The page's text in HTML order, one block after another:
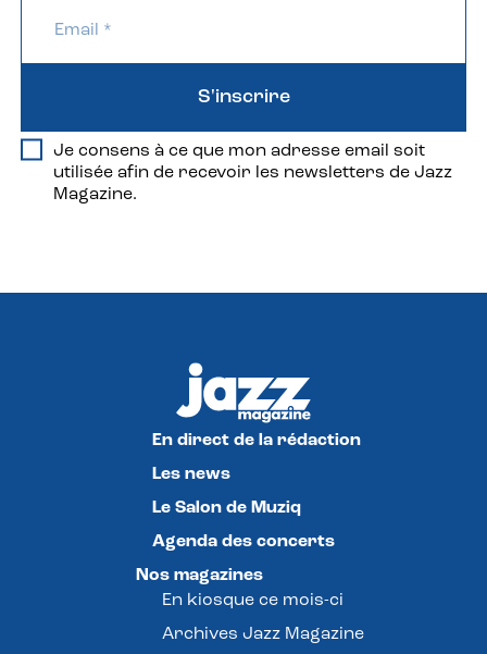
Je consens à ce que mon adresse email soit
utilisée afin de recevoir les newsletters de Jazz
Magazine.
S'inscrire
En direct de la rédaction
Les news
Le Salon de Muziq
Agenda des concerts
Nos magazines
En kiosque ce mois-ci
Archives Jazz Magazine